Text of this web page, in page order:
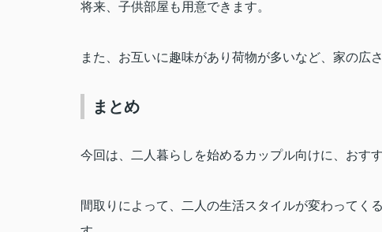
将来、子供部屋も用意できます。
また、お互いに趣味があり荷物が多いなど、家の広
まとめ
今回は、二人暮らしを始めるカップル向けに、おす
間取りによって、二人の生活スタイルが変わってく